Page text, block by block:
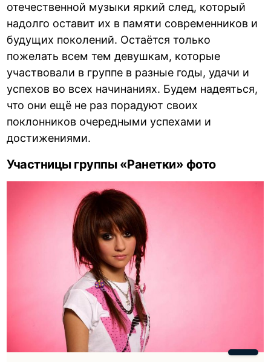
отечественной музыки яркий след, который
надолго оставит их в памяти современников и
будущих поколений. Остаётся только
пожелать всем тем девушкам, которые
участвовали в группе в разные годы, удачи и
успехов во всех начинаниях. Будем надеяться,
что они ещё не раз порадуют своих
поклонников очередными успехами и
достижениями.
Участницы группы «Ранетки» фото